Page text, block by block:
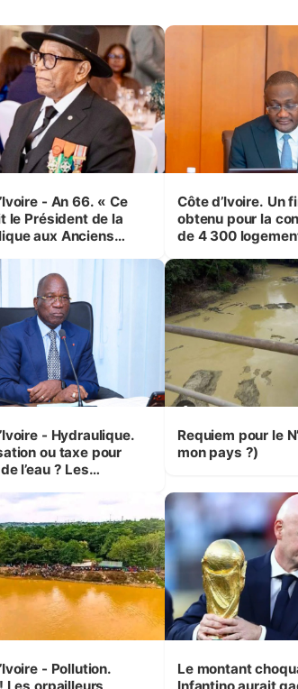
- An 66. « Ce
le Président de la
aux Anciens
Koné ®)
Côte d’Ivoire. Un
obtenu pour la
de 4 300
Bouaké et
- Hydraulique.
ou taxe pour
l’eau ? Les
Requiem pour le
mon pays ?)
- Pollution.
Les orpailleurs
Le montant
Infantino aurait